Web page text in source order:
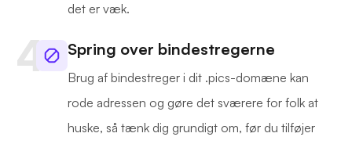
det er væk.
Spring over bindestregerne
Brug af bindestreger i dit .pics-domæne kan
rode adressen og gøre det sværere for folk at
huske, så tænk dig grundigt om, før du tilføjer